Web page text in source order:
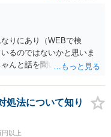
解のとおり、詐欺である
化が出来るのであれば、
民事上の詐欺の立証以上
は、一度、最寄りの警察
具体的な見通しに関して
りにあり（WEBで検
るのではないかと思いま
んと話を聞いてくれる
ので、御相談の案件につ
せん。相手にしない方が
回復は現実的には難しい
処法について知り
円以上